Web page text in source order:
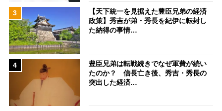
3
【天下統一を見据えた豊臣兄弟の経済
政策】秀吉が弟・秀長を紀伊に転封し
た納得の事情…
4
豊臣兄弟は転戦続きでなぜ軍費が続い
たのか？ 信長亡き後、秀吉・秀長の
突出した経済…